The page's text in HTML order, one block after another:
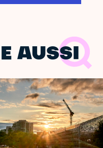
AUSSI